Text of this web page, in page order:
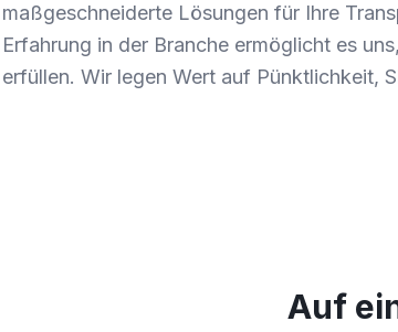
maßgeschneiderte Lösungen für Ihre
Erfahrung in der Branche ermöglicht es
erfüllen. Wir legen Wert auf Pünktlichkeit,
Auf